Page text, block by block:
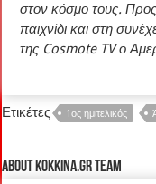
στον κόσμο τους.
παιχνίδι και στη
της Cosmote TVο
Ετικέτες 1ος ημιτελικός
About kokkina.gr TEAM